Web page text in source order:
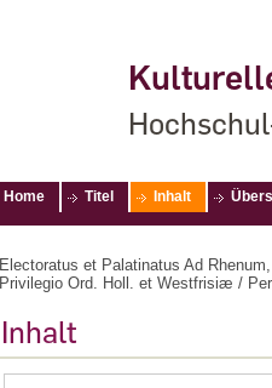
Home Titel Inhalt
Electoratus et Palatinatus Ad
Privilegio Ord. Holl. et Westfrisiæ /
Inhalt